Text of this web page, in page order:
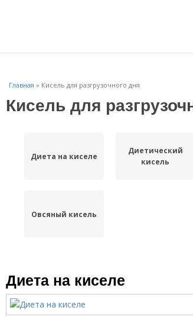
Главная » Кисель для разгрузочного дня
Кисель для
Диета на киселе
Диетический
кисель
Овсяный кисель
Диета на киселе